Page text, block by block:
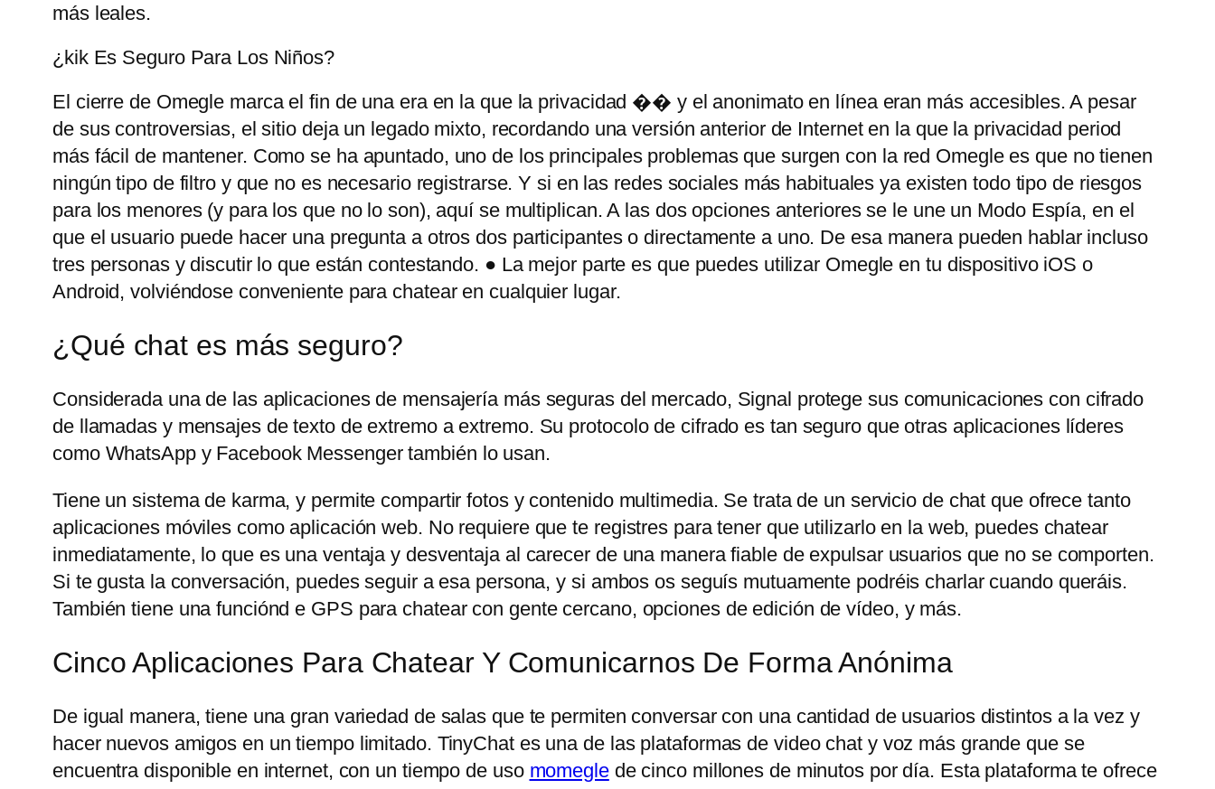
más leales.
¿kik Es Seguro Para Los Niños?
El cierre de Omegle marca el fin de una era en la que la privacidad �� y el anonimato en línea eran más accesibles. A pesar
de sus controversias, el sitio deja un legado mixto, recordando una versión anterior de Internet en la que la privacidad period
más fácil de mantener. Como se ha apuntado, uno de los principales problemas que surgen con la red Omegle es que no tienen
ningún tipo de filtro y que no es necesario registrarse. Y si en las redes sociales más habituales ya existen todo tipo de riesgos
para los menores (y para los que no lo son), aquí se multiplican. A las dos opciones anteriores se le une un Modo Espía, en el
que el usuario puede hacer una pregunta a otros dos participantes o directamente a uno. De esa manera pueden hablar incluso
tres personas y discutir lo que están contestando. ● La mejor parte es que puedes utilizar Omegle en tu dispositivo iOS o
Android, volviéndose conveniente para chatear en cualquier lugar.
¿Qué chat es más seguro?
Considerada una de las aplicaciones de mensajería más seguras del mercado, Signal protege sus comunicaciones con cifrado
de llamadas y mensajes de texto de extremo a extremo. Su protocolo de cifrado es tan seguro que otras aplicaciones líderes
como WhatsApp y Facebook Messenger también lo usan.
Tiene un sistema de karma, y permite compartir fotos y contenido multimedia. Se trata de un servicio de chat que ofrece tanto
aplicaciones móviles como aplicación web. No requiere que te registres para tener que utilizarlo en la web, puedes chatear
inmediatamente, lo que es una ventaja y desventaja al carecer de una manera fiable de expulsar usuarios que no se comporten.
Si te gusta la conversación, puedes seguir a esa persona, y si ambos os seguís mutuamente podréis charlar cuando queráis.
También tiene una funciónd e GPS para chatear con gente cercano, opciones de edición de vídeo, y más.
Cinco Aplicaciones Para Chatear Y Comunicarnos De Forma Anónima
De igual manera, tiene una gran variedad de salas que te permiten conversar con una cantidad de usuarios distintos a la vez y
hacer nuevos amigos en un tiempo limitado. TinyChat es una de las plataformas de video chat y voz más grande que se
encuentra disponible en internet, con un tiempo de uso momeglede cinco millones de minutos por día. Esta plataforma te ofrece